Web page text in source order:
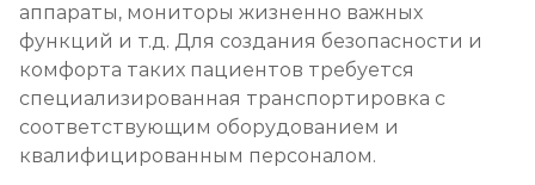
аппараты, мониторы жизненно важных
функций и т.д. Для создания безопасности и
комфорта таких пациентов требуется
специализированная транспортировка с
соответствующим оборудованием и
квалифицированным персоналом.